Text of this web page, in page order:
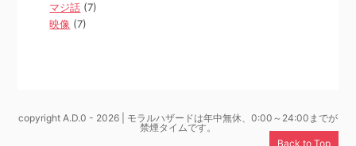
マジ話 (7)
映像 (7)
Back to Top
copyright A.D.0 - 2026 | モラルハザードは年中無休、0:00～24:00までが
禁煙タイムです。